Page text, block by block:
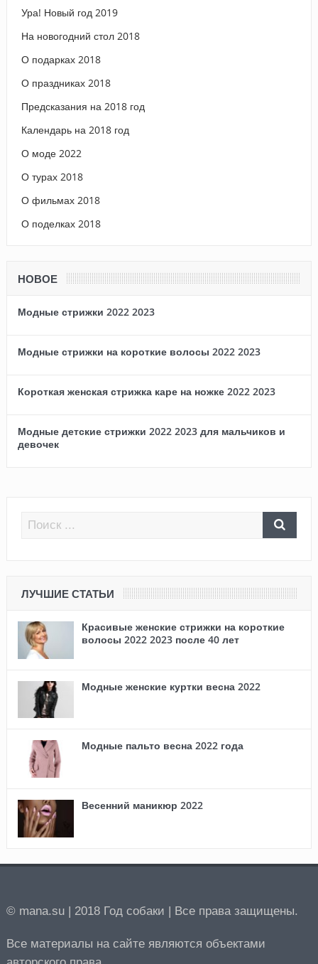
Ура! Новый год 2019
На новогодний стол 2018
О подарках 2018
О праздниках 2018
Предсказания на 2018 год
Календарь на 2018 год
О моде 2022
О турах 2018
О фильмах 2018
О поделках 2018
НОВОЕ
Модные стрижки 2022 2023
Модные стрижки на короткие волосы 2022 2023
Короткая женская стрижка каре на ножке 2022 2023
Модные детские стрижки 2022 2023 для мальчиков и
девочек
ЛУЧШИЕ СТАТЬИ
Красивые женские стрижки на короткие
волосы 2022 2023 после 40 лет
Модные женские куртки весна 2022
Модные пальто весна 2022 года
Весенний маникюр 2022
© mana.su | 2018 Год собаки | Все права защищены.
Все материалы на сайте являются объектами